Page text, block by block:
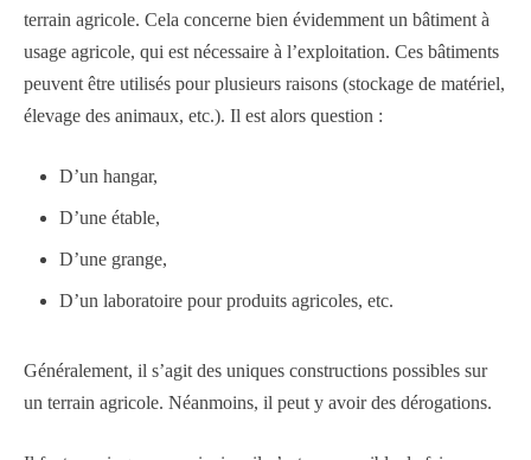
terrain agricole. Cela concerne bien évidemment un bâtiment à
usage agricole, qui est nécessaire à l’exploitation. Ces bâtiments
peuvent être utilisés pour plusieurs raisons (stockage de matériel,
élevage des animaux, etc.). Il est alors question :
D’un hangar,
D’une étable,
D’une grange,
D’un laboratoire pour produits agricoles, etc.
Généralement, il s’agit des uniques constructions possibles sur
un terrain agricole. Néanmoins, il peut y avoir des dérogations.